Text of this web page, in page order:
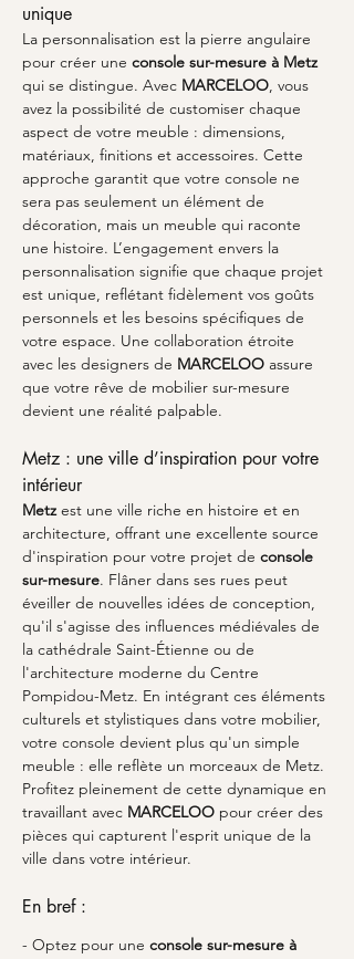
unique
La personnalisation est la pierre angulaire
pour créer une console sur-mesure à Metz
qui se distingue. Avec MARCELOO, vous
avez la possibilité de customiser chaque
aspect de votre meuble : dimensions,
matériaux, finitions et accessoires. Cette
approche garantit que votre console ne
sera pas seulement un élément de
décoration, mais un meuble qui raconte
une histoire. L’engagement envers la
personnalisation signifie que chaque projet
est unique, reflétant fidèlement vos goûts
personnels et les besoins spécifiques de
votre espace. Une collaboration étroite
avec les designers de MARCELOO assure
que votre rêve de mobilier sur-mesure
devient une réalité palpable.
Metz : une ville d’inspiration pour votre
intérieur
Metz est une ville riche en histoire et en
architecture, offrant une excellente source
d'inspiration pour votre projet de console
sur-mesure. Flâner dans ses rues peut
éveiller de nouvelles idées de conception,
qu'il s'agisse des influences médiévales de
la cathédrale Saint-Étienne ou de
l'architecture moderne du Centre
Pompidou-Metz. En intégrant ces éléments
culturels et stylistiques dans votre mobilier,
votre console devient plus qu'un simple
meuble : elle reflète un morceaux de Metz.
Profitez pleinement de cette dynamique en
travaillant avec MARCELOO pour créer des
pièces qui capturent l'esprit unique de la
ville dans votre intérieur.
En bref :
- Optez pour une console sur-mesure à